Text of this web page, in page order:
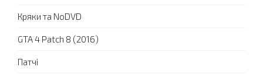
Кряки та NoDVD
GTA 4 Patch 8 (2016)
Патчі